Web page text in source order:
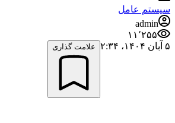
سیستم عامل
admin
۱۱٬۲۵۵
۵ آبان ۱۴۰۴،‏ ۲:۳۴
علامت گذاری